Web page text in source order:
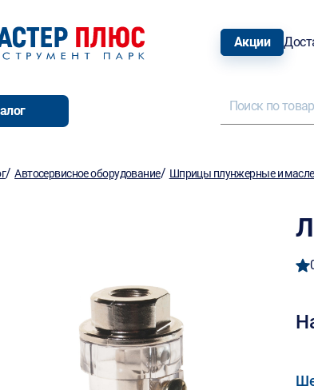
Акции
/Автосервисное оборудование/ Шприцы плунжерные и